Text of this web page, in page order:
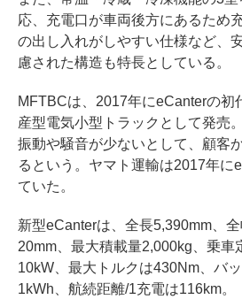
応、充電口が車両後方にあるため
の出し入れがしやすい仕様など、
慮された構造も特長としている。
MFTBCは、2017年にeCanterの初
産型電気小型トラックとして発売
振動や騒音が少ないとして、顧客
るという。ヤマト運輸は2017年に
ていた。
新型eCanterは、全長5,390mm、
20mm、最大積載量2,000kg、乗車
10kW、最大トルクは430Nm、バ
1kWh、航続距離/1充電は116km。